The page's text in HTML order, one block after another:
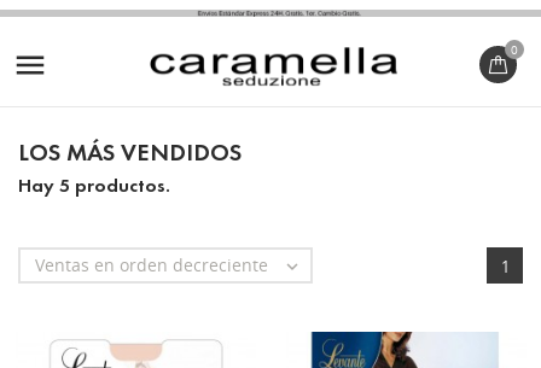
 0
LOS MÁS VENDIDOS
Hay 5 productos.
Ventas en orden decreciente  1